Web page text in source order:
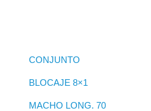
CONJUNTO
BLOCAJE 8×1
MACHO LONG. 70